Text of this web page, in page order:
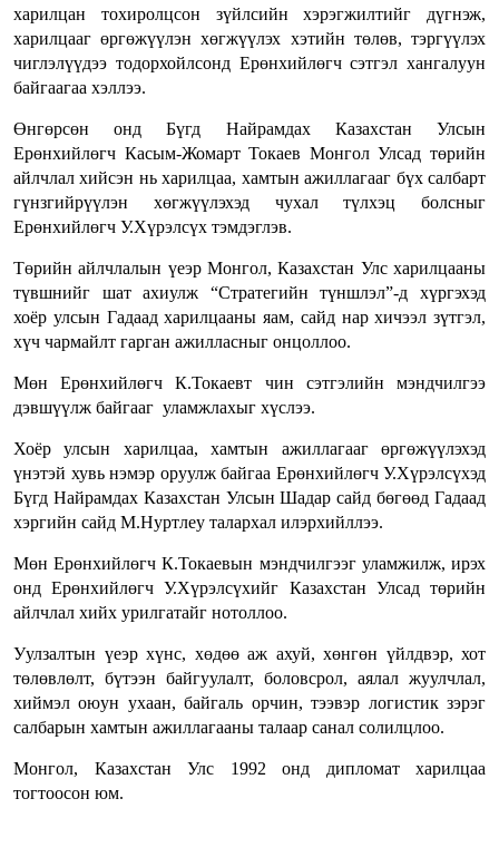
харилцан тохиролцсон зүйлсийн хэрэгжилтийг дүгнэж,
харилцааг өргөжүүлэн хөгжүүлэх хэтийн төлөв, тэргүүлэх
чиглэлүүдээ тодорхойлсонд Ерөнхийлөгч сэтгэл хангалуун
байгаагаа хэллээ.
Өнгөрсөн онд Бүгд Найрамдах Казахстан Улсын
Ерөнхийлөгч Касым-Жомарт Токаев Монгол Улсад төрийн
айлчлал хийсэн нь харилцаа, хамтын ажиллагааг бүх салбарт
гүнзгийрүүлэн хөгжүүлэхэд чухал түлхэц болсныг
Ерөнхийлөгч У.Хүрэлсүх тэмдэглэв.
Төрийн айлчлалын үеэр Монгол, Казахстан Улс харилцааны
түвшнийг шат ахиулж “Стратегийн түншлэл”-д хүргэхэд
хоёр улсын Гадаад харилцааны яам, сайд нар хичээл зүтгэл,
хүч чармайлт гарган ажилласныг онцоллоо.
Мөн Ерөнхийлөгч К.Токаевт чин сэтгэлийн мэндчилгээ
дэвшүүлж байгааг уламжлахыг хүслээ.
Хоёр улсын харилцаа, хамтын ажиллагааг өргөжүүлэхэд
үнэтэй хувь нэмэр оруулж байгаа Ерөнхийлөгч У.Хүрэлсүхэд
Бүгд Найрамдах Казахстан Улсын Шадар сайд бөгөөд Гадаад
хэргийн сайд М.Нуртлеу талархал илэрхийллээ.
Мөн Ерөнхийлөгч К.Токаевын мэндчилгээг уламжилж, ирэх
онд Ерөнхийлөгч У.Хүрэлсүхийг Казахстан Улсад төрийн
айлчлал хийх урилгатайг нотоллоо.
Уулзалтын үеэр хүнс, хөдөө аж ахуй, хөнгөн үйлдвэр, хот
төлөвлөлт, бүтээн байгуулалт, боловсрол, аялал жуулчлал,
хиймэл оюун ухаан, байгаль орчин, тээвэр логистик зэрэг
салбарын хамтын ажиллагааны талаар санал солилцлоо.
Монгол, Казахстан Улс 1992 онд дипломат харилцаа
тогтоосон юм.